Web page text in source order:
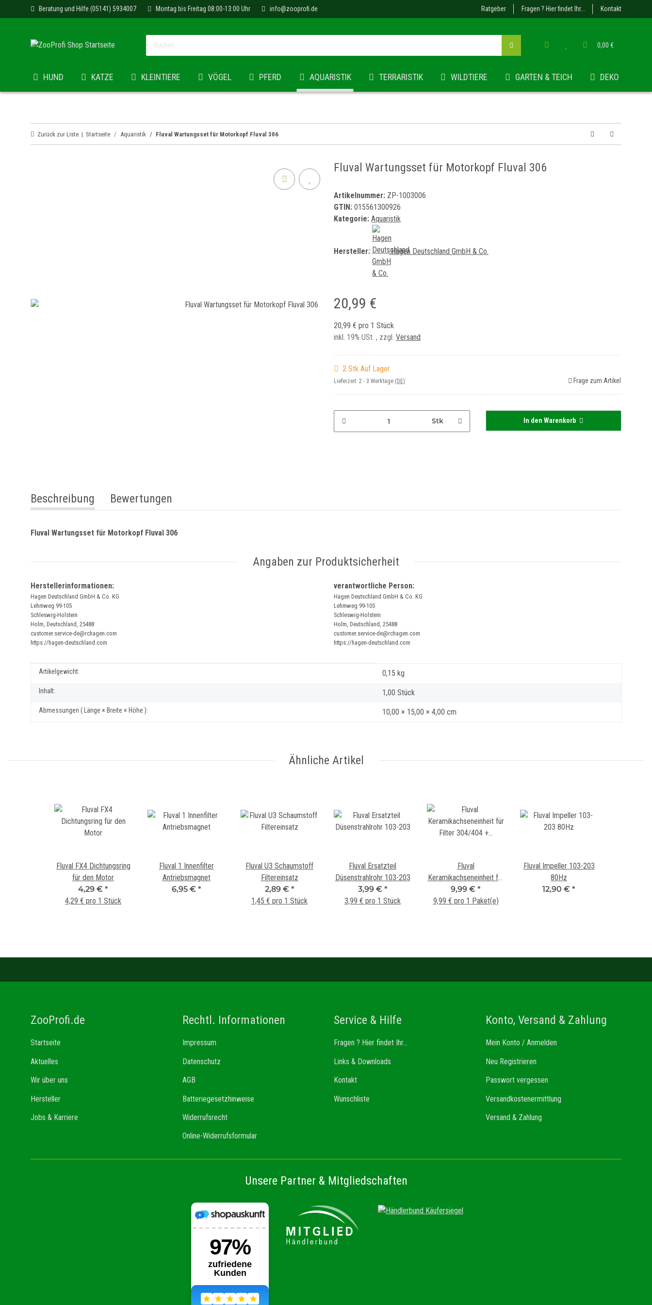
Ratgeber Fragen ? Hier findet Ihr... Kontakt
Beratung und Hilfe (05141) 5934007 Montag bis Freitag 08:00-13:00 Uhr info@zooprofi.de
0,00 €
HUND KATZE KLEINTIERE VÖGEL PFERD AQUARISTIK TERRARISTIK WILDTIERE GARTEN & TEICH DEKO
Zurück zur Liste Startseite Aquaristik Fluval Wartungsset für Motorkopf Fluval 306
Fluval Wartungsset für Motorkopf Fluval 306
Artikelnummer: ZP-1003006
GTIN: 015561300926
Kategorie: Aquaristik
Hersteller: Hagen Deutschland GmbH & Co.
20,99 €
20,99 € pro 1 Stück
inkl. 19% USt. , zzgl. Versand
2 Stk Auf Lager
Lieferzeit: 2 - 3 Werktage (DE) Frage zum Artikel
Stk In den Warenkorb
weitere Registerkarten anzeigen
Beschreibung Bewertungen
Fluval Wartungsset für Motorkopf Fluval 306
Angaben zur Produktsicherheit
Herstellerinformationen:
Hagen Deutschland GmbH & Co. KG
Lehmweg 99-105
Schleswig-Holstein
Holm, Deutschland, 25488
customer.service-de@rchagen.com
https://hagen-deutschland.com
verantwortliche Person:
Hagen Deutschland GmbH & Co. KG
Lehmweg 99-105
Schleswig-Holstein
Holm, Deutschland, 25488
customer.service-de@rchagen.com
https://hagen-deutschland.com
Produkteigenschaft
Wert
Artikelgewicht: 0,15 kg
Inhalt: 1,00 Stück
Abmessungen ( Länge × Breite × Höhe ): 10,00 × 15,00 × 4,00 cm
Ähnliche Artikel
Fluval FX4 Dichtungsring
für den Motor
4,29 € *
4,29 € pro 1 Stück
Fluval 1 Innenfilter
Antriebsmagnet
6,95 € *
Fluval U3 Schaumstoff
Filtereinsatz
2,89 € *
1,45 € pro 1 Stück
Fluval Ersatzteil
Düsenstrahlrohr 103-203
3,99 € *
3,99 € pro 1 Stück
Fluval
Keramikachseneinheit für
Filter 304/404 + 305/405
9,99 € *
9,99 € pro 1 Paket(e)
Fluval Impeller 103-203
80Hz
12,90 € *
ZooProfi.de
Startseite
Aktuelles
Wir über uns
Hersteller
Jobs & Karriere
Rechtl. Informationen
Impressum
Datenschutz
AGB
Batteriegesetzhinweise
Widerrufsrecht
Online-Widerrufsformular
Service & Hilfe
Fragen ? Hier findet Ihr...
Links & Downloads
Kontakt
Wunschliste
Konto, Versand & Zahlung
Mein Konto / Anmelden
Neu Registrieren
Passwort vergessen
Versandkostenermittlung
Versand & Zahlung
Unsere Partner & Mitgliedschaften